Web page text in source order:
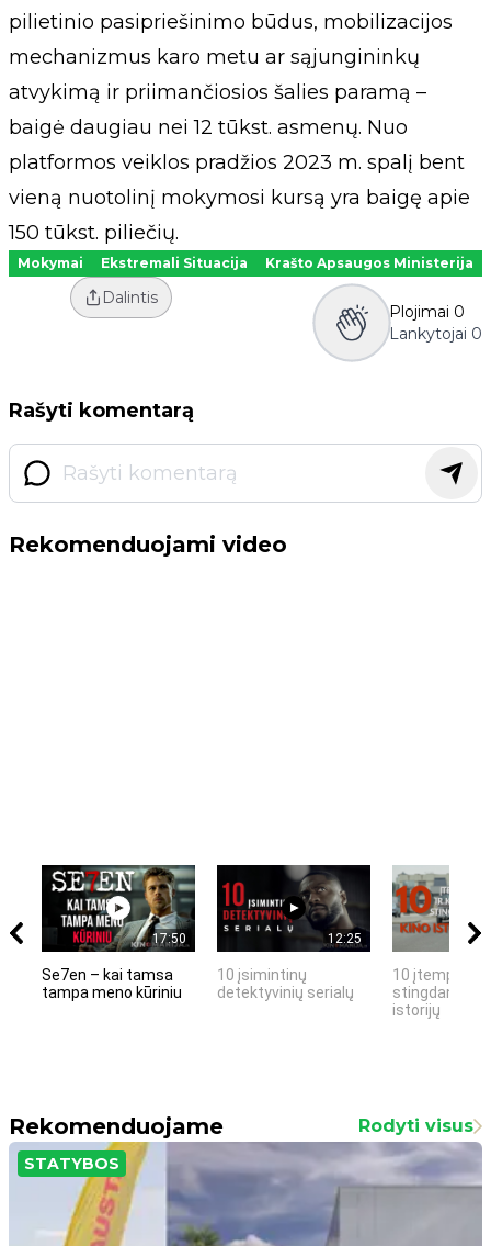
pilietinio pasipriešinimo būdus, mobilizacijos
mechanizmus karo metu ar sąjungininkų
atvykimą ir priimančiosios šalies paramą –
baigė daugiau nei 12 tūkst. asmenų. Nuo
platformos veiklos pradžios 2023 m. spalį bent
vieną nuotolinį mokymosi kursą yra baigę apie
150 tūkst. piliečių.
Mokymai Ekstremali Situacija Krašto Apsaugos Ministerija
Dalintis
Plojimai 0
Lankytojai 0
Rašyti komentarą
Rekomenduojami video
17:50
Se7en – kai tamsa
tampa meno kūriniu
12:25
10 įsimintinų
detektyvinių serialų
10 įtemptų,
stingdančių
istorijų
Rekomenduojame Rodyti visus
STATYBOS